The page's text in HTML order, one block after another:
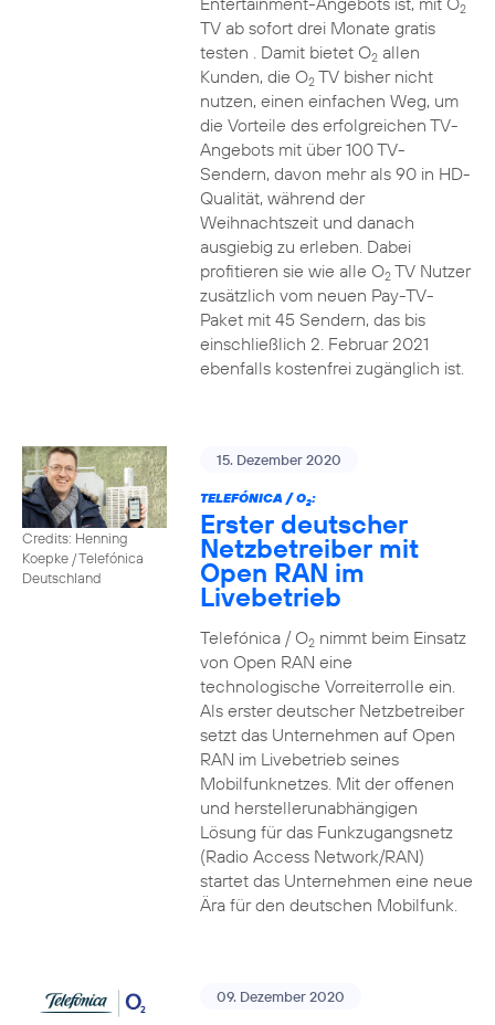
2
TV ab sofort drei Monate gratis
testen . Damit bietet O2allen
Kunden, die O2TV bisher nicht
nutzen, einen einfachen Weg, um
die Vorteile des erfolgreichen TV-
Angebots mit über 100 TV-
Sendern, davon mehr als 90 in HD-
Qualität, während der
Weihnachtszeit und danach
ausgiebig zu erleben. Dabei
profitieren sie wie alle O2TV Nutzer
zusätzlich vom neuen Pay-TV-
Paket mit 45 Sendern, das bis
einschließlich 2. Februar 2021
ebenfalls kostenfrei zugänglich ist.
Credits: Henning
Koepke / Telefónica
Deutschland
15. Dezember 2020
TELEFÓNICA / O2:
Erster deutscher
Netzbetreiber mit
Open RAN im
Livebetrieb
Telefónica / O2nimmt beim Einsatz
von Open RAN eine
technologische Vorreiterrolle ein.
Als erster deutscher Netzbetreiber
setzt das Unternehmen auf Open
RAN im Livebetrieb seines
Mobilfunknetzes. Mit der offenen
und herstellerunabhängigen
Lösung für das Funkzugangsnetz
(Radio Access Network/RAN)
startet das Unternehmen eine neue
Ära für den deutschen Mobilfunk.
09. Dezember 2020